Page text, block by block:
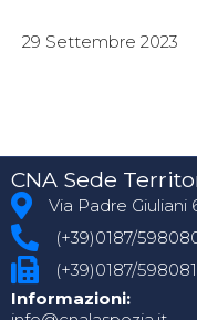
29 Settembre 2023
CNA Sede
Via Padre Giuliani
(+39)0187/
(+39)0187/598081
Informazioni: